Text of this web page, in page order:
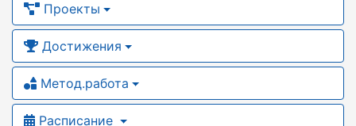
Проекты
Достижения
Метод.работа
Расписание